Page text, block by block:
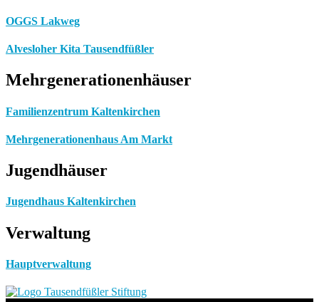
OGGS Lakweg
Alvesloher Kita Tausendfüßler
Mehrgenerationenhäuser
Familienzentrum Kaltenkirchen
Mehrgenerationenhaus Am Markt
Jugendhäuser
Jugendhaus Kaltenkirchen
Verwaltung
Hauptverwaltung